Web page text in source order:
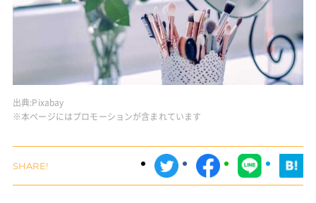
出典:Pixabay
※本ページにはプロモーションが含まれています